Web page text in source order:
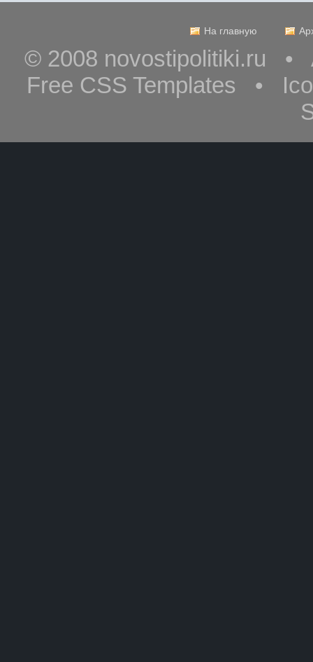
На главную
© 2008 novostipolitiki.ru •
Free CSS Templates •